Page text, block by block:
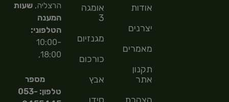
אודות
יצרנים
מאמרים
תקנון
אתר
אומגה
3
מגנזיום
כורכום
אבץ
הרצליה,שעות
המענה
הטלפוני:
10:00-
18:00,
מספר
טלפון: 053-